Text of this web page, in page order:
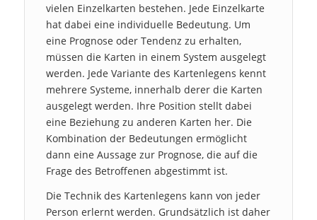
vielen Einzelkarten bestehen. Jede Einzelkarte
hat dabei eine individuelle Bedeutung. Um
eine Prognose oder Tendenz zu erhalten,
müssen die Karten in einem System ausgelegt
werden. Jede Variante des Kartenlegens kennt
mehrere Systeme, innerhalb derer die Karten
ausgelegt werden. Ihre Position stellt dabei
eine Beziehung zu anderen Karten her. Die
Kombination der Bedeutungen ermöglicht
dann eine Aussage zur Prognose, die auf die
Frage des Betroffenen abgestimmt ist.
Die Technik des Kartenlegens kann von jeder
Person erlernt werden. Grundsätzlich ist daher